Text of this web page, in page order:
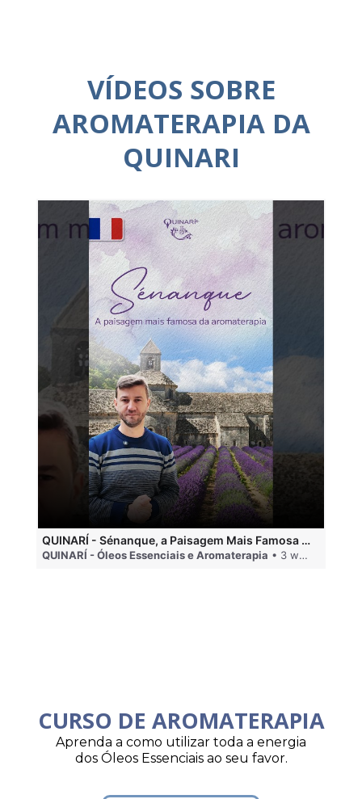
VÍDEOS SOBRE
AROMATERAPIA DA
QUINARI
QUINARÍ - Sénanque, a Paisagem Mais Famosa da Aromaterapia
QUINARÍ - Óleos Essenciais e Aromaterapia • 3 weeks ago
CURSO DE AROMATERAPIA
Aprenda a como utilizar toda a energia
dos Óleos Essenciais ao seu favor.